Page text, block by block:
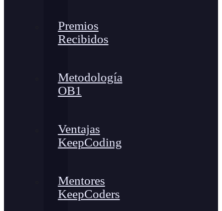
Premios
Recibidos
Metodología
OB1
Ventajas
KeepCoding
Mentores
KeepCoders